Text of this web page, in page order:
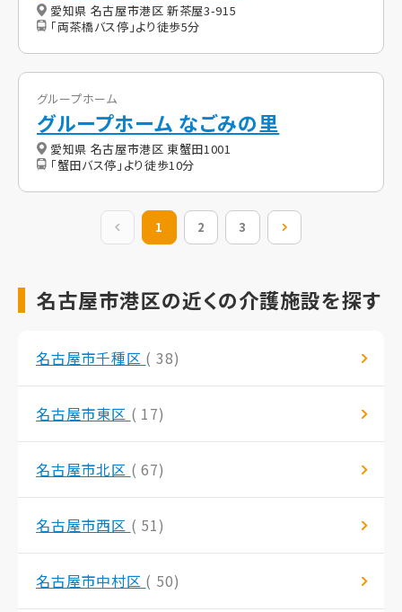
愛知県 名古屋市港区 新茶屋3-915
「両茶橋バス停」より徒歩5分
グループホーム
グループホーム なごみの里
愛知県 名古屋市港区 東蟹田1001
「蟹田バス停」より徒歩10分
前の20件
1 2 3
名古屋市港区の近くの介護施設を探す
名古屋市千種区 ( 38)
名古屋市東区 ( 17)
名古屋市北区 ( 67)
名古屋市西区 ( 51)
名古屋市中村区 ( 50)